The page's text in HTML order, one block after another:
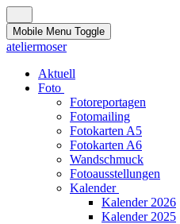
Mobile Menu Toggle
ateliermoser
Aktuell
Foto
Fotoreportagen
Fotomailing
Fotokarten A5
Fotokarten A6
Wandschmuck
Fotoausstellungen
Kalender
Kalender 2026
Kalender 2025